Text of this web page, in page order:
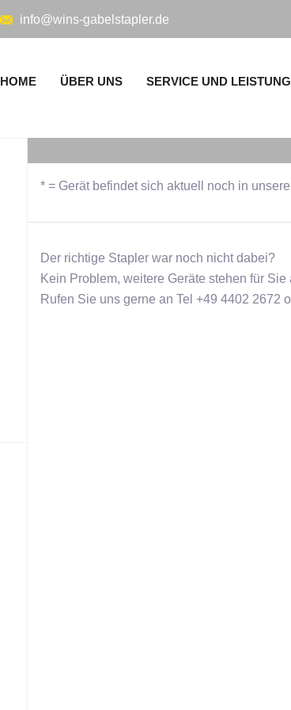
info@wins-gabelstapler.de
HOME ÜBER UNS SERVICE UND
* = Gerät befindet sich aktuell noch in
Der richtige Stapler war noch nicht dabei?
Kein Problem, weitere Geräte stehen für
Rufen Sie uns gerne an Tel +49 4402 2672